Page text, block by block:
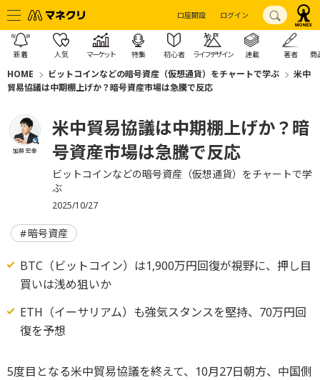
口座開設 ログイン
新着 人気 マーケット 特集 初心者 ライフデザイン 連載 著者 商
HOME ビットコインなどの暗号資産（仮想通貨）をチャートで学ぶ
米中
貿易協議は中期棚上げか？暗号資産市場は急騰で反応
加藤 宏幸
米中貿易協議は中期棚上げか？暗
号資産市場は急騰で反応
ビットコインなどの暗号資産（仮想通貨）をチャートで学
ぶ
2025/10/27
暗号資産
BTC（ビットコイン）は1,900万円回復が視野に、押し目
買いは浅め狙いか
ETH（イーサリアム）も強気スタンスを堅持、70万円回
復を予想
5度目となる米中貿易協議を終えて、10月27日朝方、中国側